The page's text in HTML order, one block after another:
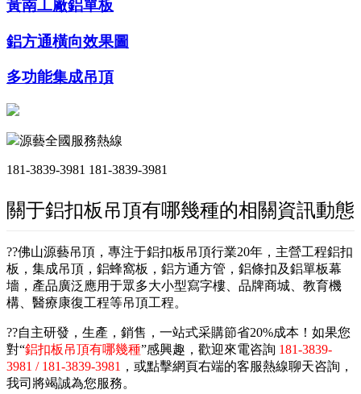
黃南工廠鋁單板
鋁方通橫向效果圖
多功能集成吊頂
源藝全國服務熱線
181-3839-3981 181-3839-3981
關于鋁扣板吊頂有哪幾種的相關資訊動態
??佛山源藝吊頂，專注于鋁扣板吊頂行業20年，主營工程鋁扣
板，集成吊頂，鋁蜂窩板，鋁方通方管，鋁條扣及鋁單板幕
墻，產品廣泛應用于眾多大小型寫字樓、品牌商城、教育機
構、醫療康復工程等吊頂工程。
??自主研發，生產，銷售，一站式采購節省20%成本！如果您
對“鋁扣板吊頂有哪幾種”感興趣，歡迎來電咨詢 181-3839-
3981 / 181-3839-3981 ，或點擊網頁右端的客服熱線聊天咨詢，
我司將竭誠為您服務。